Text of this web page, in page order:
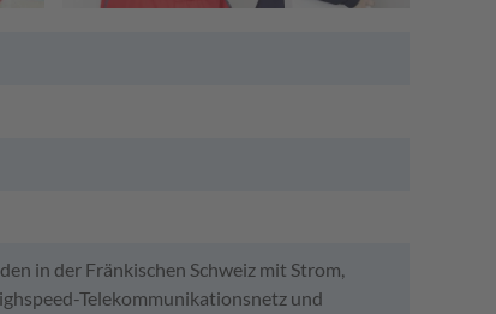
in der Fränkischen Schweiz mit Strom,
Telekommunikationsnetz und